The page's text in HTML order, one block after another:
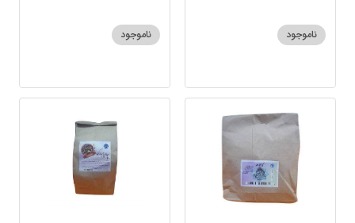
ناموجود ناموجود